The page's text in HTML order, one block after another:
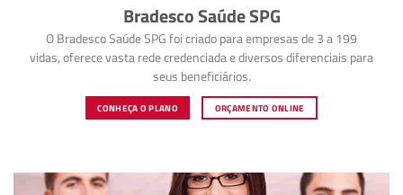
Bradesco Saúde SPG
O Bradesco Saúde SPG foi criado para empresas de 3 a 199
vidas, oferece vasta rede credenciada e diversos diferenciais para
seus beneficiários.
CONHEÇA O PLANO ORÇAMENTO ONLINE